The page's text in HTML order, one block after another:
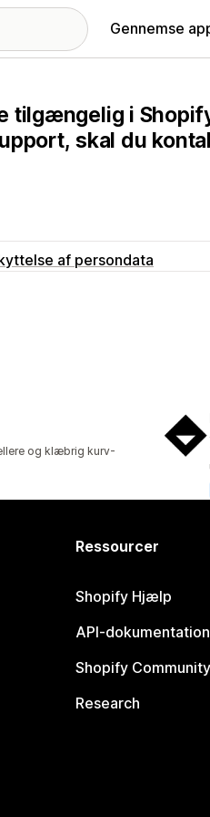
Gennemse
tilgængelig i
skal du
af persondata
og klæbrig kurv-
Ressourcer
Shopify Hjælp
API-dokumentation
Shopify Community
Research